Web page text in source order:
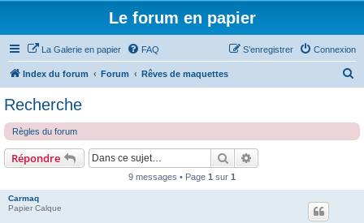
Le forum en papier
La Galerie en papier FAQ Connexion
S’enregistrer
Index du forum Forum Rêves de maquettes
c
Recherche
Règles du forum
Répondre Rechercher
9 messages • Page 1 sur 1
Carmaq
Papier Calque